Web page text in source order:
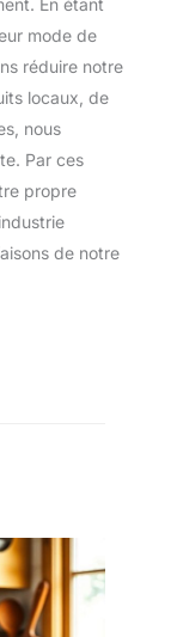
mode de
réduire notre
locaux, de
nous
Par ces
propre
de notre